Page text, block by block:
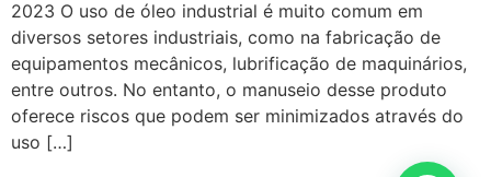
2023 O uso de óleo industrial é muito comum em
diversos setores industriais, como na fabricação de
equipamentos mecânicos, lubrificação de maquinários,
entre outros. No entanto, o manuseio desse produto
oferece riscos que podem ser minimizados através do
uso […]